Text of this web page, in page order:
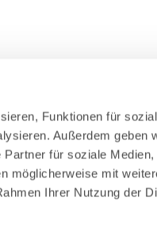
Funktionen für
Außerdem geben
für soziale Medien,
möglicherweise mit
Ihrer Nutzung der